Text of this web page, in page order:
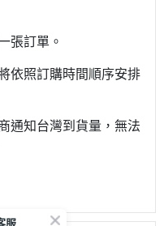
張訂單。
依照訂購時間順序安排
通知台灣到貨量，無法
服